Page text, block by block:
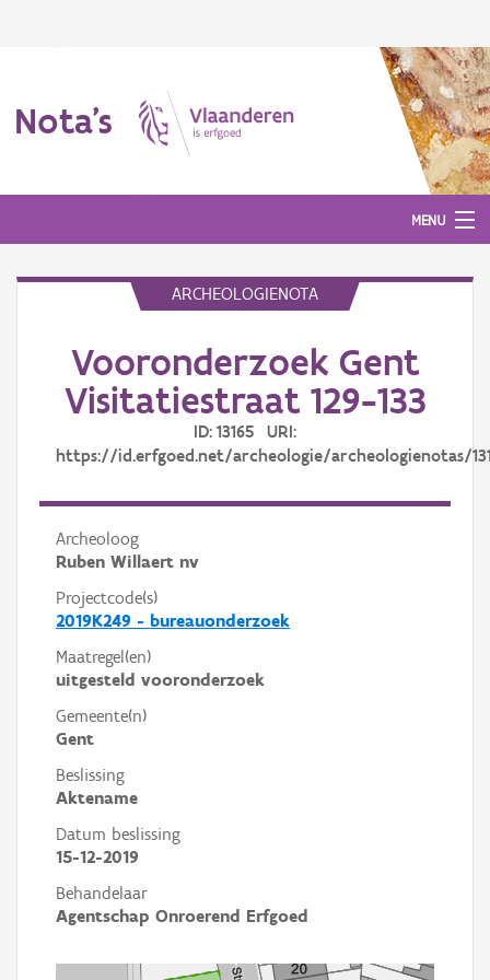
Nota's
MENU
Aanmelden
ARCHEOLOGIENOTA
Vooronderzoek Gent
Visitatiestraat 129-133
ID: 13165 URI:
https://id.erfgoed.net/archeologie/archeologienotas/
Archeoloog
Ruben Willaert nv
Projectcode(s)
2019K249 - bureauonderzoek
Maatregel(en)
uitgesteld vooronderzoek
Gemeente(n)
Gent
Beslissing
Aktename
Datum beslissing
15-12-2019
Behandelaar
Agentschap Onroerend Erfgoed